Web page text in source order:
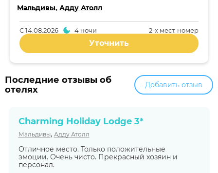
Мальдивы, Адду Атолл
2-x мест. номер
С14.08.2026 4 ночи
Уточнить
Последние отзывы об
отелях
Добавить отзыв
Charming Holiday Lodge 3*
Мальдивы, Адду Атолл
Отличное место. Только положительные
эмоции. Очень чисто. Прекрасный хозяин и
персонал.